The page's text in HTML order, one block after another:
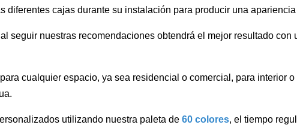
diferentes cajas durante su instalación para producir una
seguir nuestras recomendaciones obtendrá el mejor resultado con
cualquier espacio, ya sea residencial o comercial, para interior
utilizando nuestra paleta de60 colores, el tiempo